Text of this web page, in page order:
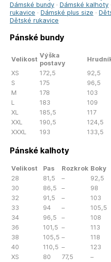
Dámské bundy · Dámské kalhoty
rukavice · Dámské plus size ·
Dětské rukavice
Pánské bundy
Velikost
Výška
postavy
XS
172,5 92,5
S
175 96,5
M
178 103
L
183 109
XL
185,5 117
XXL
190,5 124,5
XXXL
193 133,5
Pánské kalhoty
Velikost Pas Rozkrok Boky
28
81,5 –
92,5
30
86,5 –
98
32
91,5 –
103
33
94 –
105,5
34
96,5 –
108
36
101,5 –
113
38
105,5 –
118
40
110,5 –
123
XS
80 77,5
–